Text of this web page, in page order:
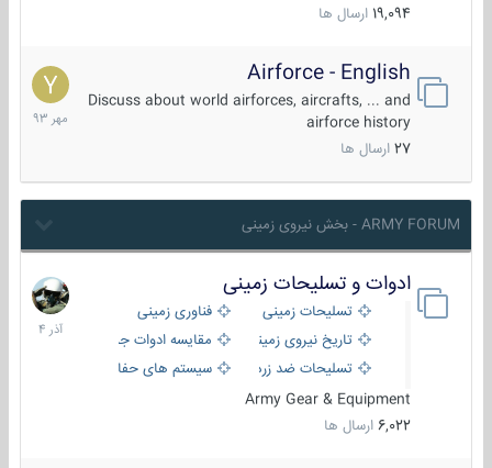
19,094 ارسال ها
Airforce - English
Discuss about world airforces, aircrafts, ... and
airforce history
27 ارسال ها
15
مهر
1393
ARMY FORUM - بخش نیروی زمینی
ادوات و تسلیحات زمینی
تسلیحات زمینی
فناوری زمینی
تاریخ نیروی زمینی
مقایسه ادوات جنگی
تسلیحات ضد زره
سیستم های حفاظت فعال
Army Gear & Equipment
6,022 ارسال ها
21
آذر
1404